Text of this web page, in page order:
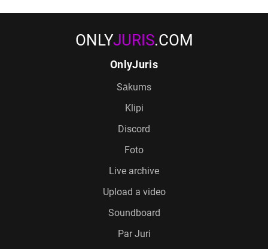
ONLYJURIS.COM
OnlyJuris
Sākums
Klipi
Discord
Foto
Live archive
Upload a video
Soundboard
Par Juri